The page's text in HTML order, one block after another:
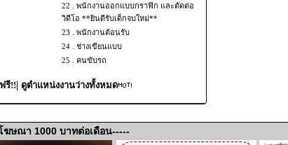
22 . พนักงานออกแบบกราฟิก และตัดต่อ
วิดีโอ **ยินดีรับเด็กจบใหม่**
23 . พนักงานต้อนรับ
24 . ช่างเขียนแบบ
25 .
คนขับรถ
รี!!| ดูตำแหน่งงานว่างทั้งหมด
ฆษณา 1000 บาทต่อเดือน-----